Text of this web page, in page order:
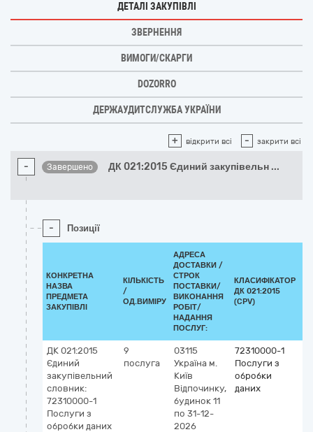
ДЕТАЛІ ЗАКУПІВЛІ
ЗВЕРНЕННЯ
ВИМОГИ/СКАРГИ
DOZORRO
ДЕРЖАУДИТСЛУЖБА УКРАЇНИ
+ відкрити всі - закрити всі
- Завершено ДК 021:2015 Єдиний закупівельн ...
- Позиції
КОНКРЕТНА
НАЗВА
ПРЕДМЕТА
ЗАКУПІВЛІ
КІЛЬКІСТЬ
/
ОД.ВИМІРУ
АДРЕСА
ДОСТАВКИ /
СТРОК
ПОСТАВКИ/
ВИКОНАННЯ
РОБІТ/
НАДАННЯ
ПОСЛУГ:
КЛАСИФІКАТОР
ДК 021:2015
(CPV)
ДК 021:2015
Єдиний
закупівельний
словник:
72310000-1
Послуги з
обробки даних
9
послуга
03115
Україна м.
Київ
Відпочинку,
будинок 11
по 31-12-
2026
72310000-1
Послуги з
обробки
даних